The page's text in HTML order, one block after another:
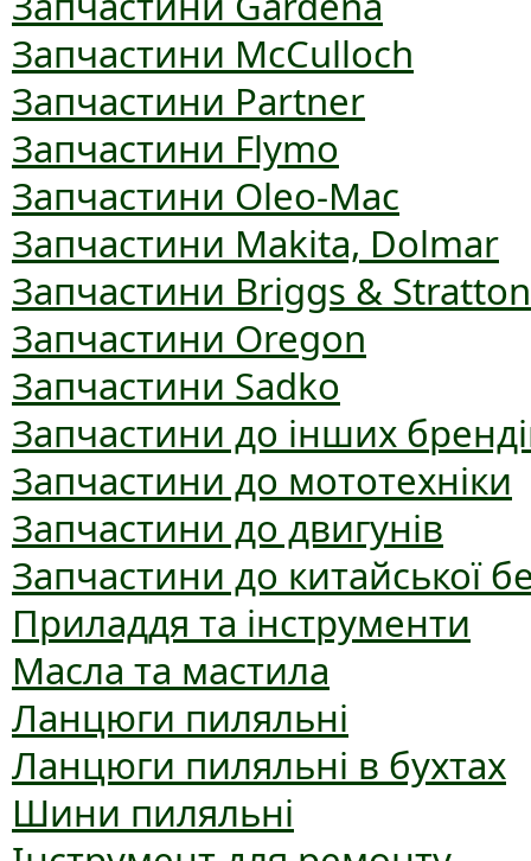
Запчастини McCulloch
Запчастини Partner
Запчастини Flymo
Запчастини Oleo-Mac
Запчастини Makita, Dolmar
Запчастини Briggs & Stratton
Запчастини Oregon
Запчастини Sadko
Запчастини до інших
Запчастини до мототехніки
Запчастини до двигунів
Запчастини до китайської
Приладдя та інструменти
Масла та мастила
Ланцюги пиляльні
Ланцюги пиляльні в бухтах
Шини пиляльні